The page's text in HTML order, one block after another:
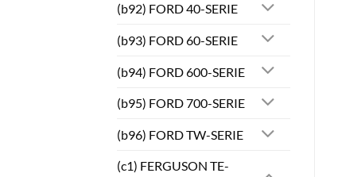
(b92) FORD 40-SERIE
(b93) FORD 60-SERIE
(b94) FORD 600-SERIE
(b95) FORD 700-SERIE
(b96) FORD TW-SERIE
(c1) FERGUSON TE-